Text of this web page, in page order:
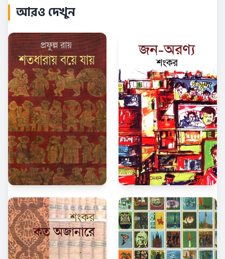
আরও দেখুন